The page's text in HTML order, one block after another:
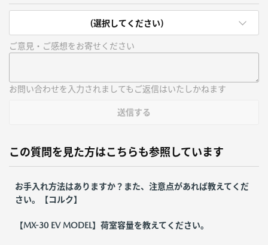
(選択してください)
ご意見・ご感想をお寄せください
お問い合わせを入力されましてもご返信はいたしかねます
送信する
この質問を見た方はこちらも参照しています
お手入れ方法はありますか？また、注意点があれば教えてくだ
さい。【コルク】
【MX-30 EV MODEL】荷室容量を教えてください。